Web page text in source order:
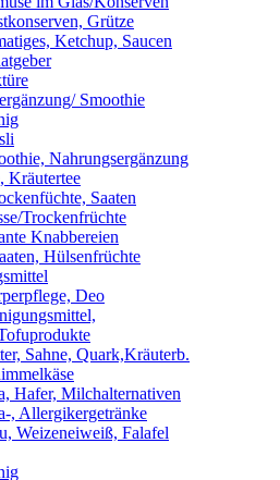
Grütze
Ketchup, Saucen
Smoothie
Nahrungsergänzung
Kräutertee
Saaten
Trockenfrüchte
Knabbereien
Hülsenfrüchte
Deo
Sahne, Quark,Kräuterb.
Hafer, Milchalternativen
, Allergikergetränke
Weizeneiweiß, Falafel